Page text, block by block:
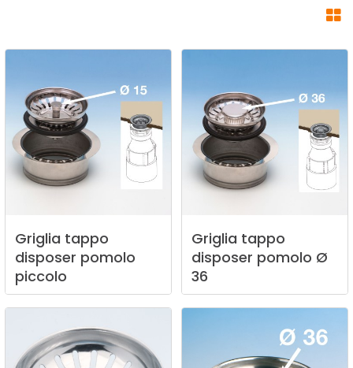
Griglia tappo
disposer pomolo
piccolo
Griglia tappo
disposer pomolo Ø
36